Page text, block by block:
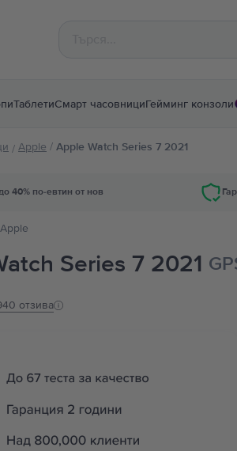
ТаблетиСмарт часовнициГейминг конзоли
/ Apple / Apple Watch Series 7 2021
40% по-евтин от нов
Series 7 2021
отзива